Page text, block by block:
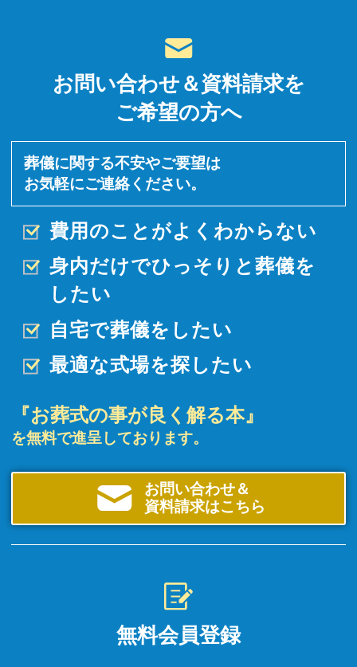
お問い合わせ＆資料請求を
ご希望の方へ
葬儀に関する不安やご要望は
お気軽にご連絡ください。
費用のことがよくわからない
身内だけでひっそりと 葬儀を
したい
自宅で葬儀をしたい
最適な式場を探したい
『お葬式の事が良く解る本』
を無料で進呈しております。
お問い合わせ＆
資料請求はこちら
無料会員登録